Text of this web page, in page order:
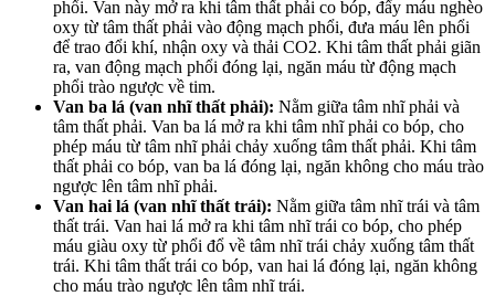
phổi. Van này mở ra khi tâm thất phải co bóp, đẩy máu nghèo
oxy từ tâm thất phải vào động mạch phổi, đưa máu lên phổi
để trao đổi khí, nhận oxy và thải CO2. Khi tâm thất phải giãn
ra, van động mạch phổi đóng lại, ngăn máu từ động mạch
phổi trào ngược về tim.
Van ba lá (van nhĩ thất phải): Nằm giữa tâm nhĩ phải và
tâm thất phải. Van ba lá mở ra khi tâm nhĩ phải co bóp, cho
phép máu từ tâm nhĩ phải chảy xuống tâm thất phải. Khi tâm
thất phải co bóp, van ba lá đóng lại, ngăn không cho máu trào
ngược lên tâm nhĩ phải.
Van hai lá (van nhĩ thất trái): Nằm giữa tâm nhĩ trái và tâm
thất trái. Van hai lá mở ra khi tâm nhĩ trái co bóp, cho phép
máu giàu oxy từ phổi đổ về tâm nhĩ trái chảy xuống tâm thất
trái. Khi tâm thất trái co bóp, van hai lá đóng lại, ngăn không
cho máu trào ngược lên tâm nhĩ trái.